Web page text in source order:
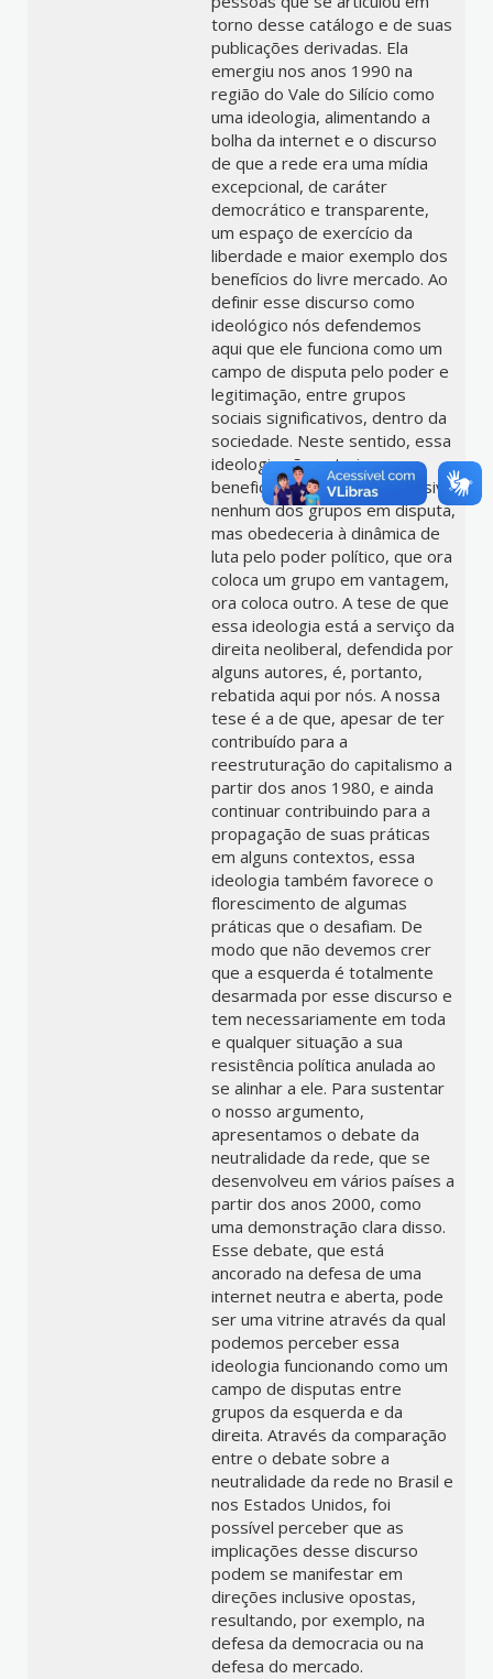
torno desse catálogo e de suas
publicações derivadas. Ela
emergiu nos anos 1990 na
região do Vale do Silício como
uma ideologia, alimentando a
bolha da internet e o discurso
de que a rede era uma mídia
excepcional, de caráter
democrático e transparente,
um espaço de exercício da
liberdade e maior exemplo dos
benefícios do livre mercado. Ao
definir esse discurso como
ideológico nós defendemos
aqui que ele funciona como um
campo de disputa pelo poder e
legitimação, entre grupos
sociais significativos, dentro da
sociedade. Neste sentido, essa
ideologia não estaria
beneficiando de forma exclusiva
nenhum dos grupos em disputa,
mas obedeceria à dinâmica de
luta pelo poder político, que ora
coloca um grupo em vantagem,
ora coloca outro. A tese de que
essa ideologia está a serviço da
direita neoliberal, defendida por
alguns autores, é, portanto,
rebatida aqui por nós. A nossa
tese é a de que, apesar de ter
contribuído para a
reestruturação do capitalismo a
partir dos anos 1980, e ainda
continuar contribuindo para a
propagação de suas práticas
em alguns contextos, essa
ideologia também favorece o
florescimento de algumas
práticas que o desafiam. De
modo que não devemos crer
que a esquerda é totalmente
desarmada por esse discurso e
tem necessariamente em toda
e qualquer situação a sua
resistência política anulada ao
se alinhar a ele. Para sustentar
o nosso argumento,
apresentamos o debate da
neutralidade da rede, que se
desenvolveu em vários países a
partir dos anos 2000, como
uma demonstração clara disso.
Esse debate, que está
ancorado na defesa de uma
internet neutra e aberta, pode
ser uma vitrine através da qual
podemos perceber essa
ideologia funcionando como um
campo de disputas entre
grupos da esquerda e da
direita. Através da comparação
entre o debate sobre a
neutralidade da rede no Brasil e
nos Estados Unidos, foi
possível perceber que as
implicações desse discurso
podem se manifestar em
direções inclusive opostas,
resultando, por exemplo, na
defesa da democracia ou na
defesa do mercado.